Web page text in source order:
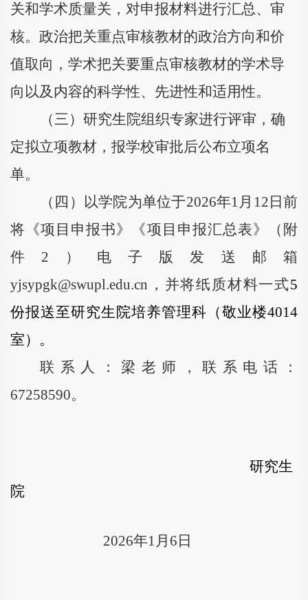
关和学术质量关，对申报材料进行汇总、审
核。政治把关重点审核教材的政治方向和价
值取向，学术把关要重点审核教材的学术导
向以及内容的科学性、先进性和适用性。
（三）研究生院组织专家进行评审，确
定拟立项教材，报学校审批后公布立项名
单。
（四）以学院为单位于2026年1月 12 日前
将《项目申报书》《项目申报汇总表》（附
件2）电子版发送邮箱
yjsypgk@swupl.edu.cn，并将纸质材料一式5
份报送至研究生院培养管理科 （敬业楼4014
室）。
联系人：梁老师，联系电话：
67258590。
研究生
院
2026年1月 6 日